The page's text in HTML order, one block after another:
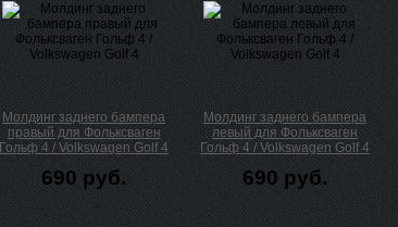
Молдинг заднего бампера
правый для Фольксваген
Гольф 4 / Volkswagen Golf 4
690 руб.
Молдинг заднего бампера
левый для Фольксваген
Гольф 4 / Volkswagen Golf 4
690 руб.